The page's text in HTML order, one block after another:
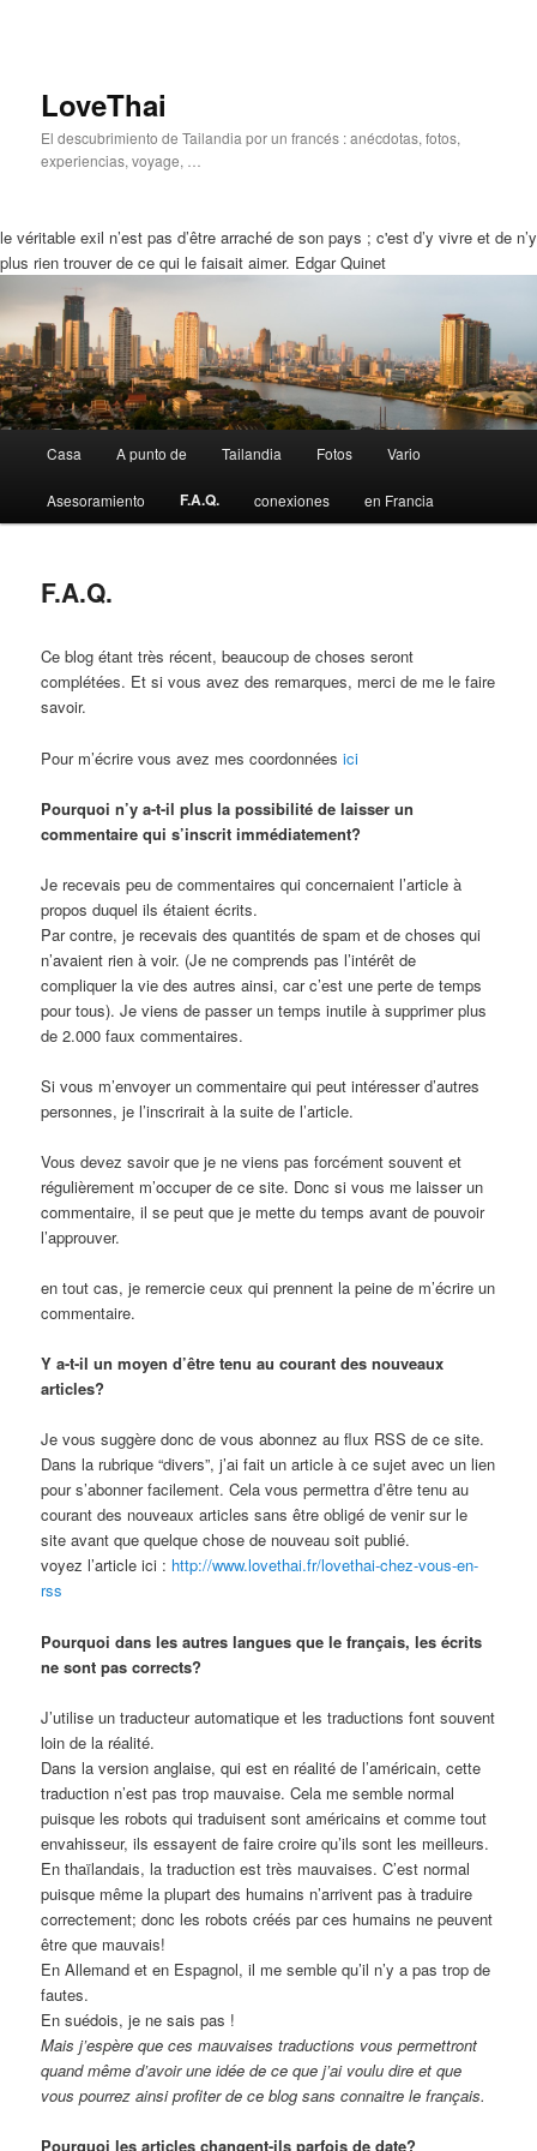
LoveThai
El descubrimiento de Tailandia por un francés : anécdotas, fotos,
experiencias, voyage, …
le véritable exil n’est pas d’être arraché de son pays ; c'est d’y vivre et de n’y
plus rien trouver de ce qui le faisait aimer. Edgar Quinet
Principal
Ir
a
página
principal
Saltar
a
secundario
Casa A punto de Tailandia Fotos Vario
Asesoramiento F.A.Q. conexiones en Francia
F.A.Q.
Ce blog étant très récent, beaucoup de choses seront
complétées. Et si vous avez des remarques, merci de me le faire
savoir.
Pour m’écrire vous avez mes coordonnéesici
Pourquoi n’y a-t-il plus la possibilité de laisser un
commentaire qui s’inscrit immédiatement?
Je recevais peu de commentaires qui concernaient l’article à
propos duquel ils étaient écrits.
Par contre, je recevais des quantités de spam et de choses qui
n’avaient rien à voir. (Je ne comprends pas l’intérêt de
compliquer la vie des autres ainsi, car c’est une perte de temps
pour tous). Je viens de passer un temps inutile à supprimer plus
de 2.000 faux commentaires.
Si vous m’envoyer un commentaire qui peut intéresser d’autres
personnes, je l’inscrirait à la suite de l’article.
Vous devez savoir que je ne viens pas forcément souvent et
régulièrement m’occuper de ce site. Donc si vous me laisser un
commentaire, il se peut que je mette du temps avant de pouvoir
l’approuver.
en tout cas, je remercie ceux qui prennent la peine de m’écrire un
commentaire.
Y a-t-il un moyen d’être tenu au courant des nouveaux
articles?
Je vous suggère donc de vous abonnez au flux RSS de ce site.
Dans la rubrique “divers”, j’ai fait un article à ce sujet avec un lien
pour s’abonner facilement. Cela vous permettra d’être tenu au
courant des nouveaux articles sans être obligé de venir sur le
site avant que quelque chose de nouveau soit publié.
voyez l’article ici : http://www.lovethai.fr/lovethai-chez-vous-en-
rss
Pourquoi dans les autres langues que le français, les écrits
ne sont pas corrects?
J’utilise un traducteur automatique et les traductions font souvent
loin de la réalité.
Dans la version anglaise, qui est en réalité de l’américain, cette
traduction n’est pas trop mauvaise. Cela me semble normal
puisque les robots qui traduisent sont américains et comme tout
envahisseur, ils essayent de faire croire qu’ils sont les meilleurs.
En thaïlandais, la traduction est très mauvaises. C’est normal
puisque même la plupart des humains n’arrivent pas à traduire
correctement; donc les robots créés par ces humains ne peuvent
être que mauvais!
En Allemand et en Espagnol, il me semble qu’il n’y a pas trop de
fautes.
En suédois, je ne sais pas !
Mais j’espère que ces mauvaises traductions vous permettront
quand même d’avoir une idée de ce que j’ai voulu dire et que
vous pourrez ainsi profiter de ce blog sans connaitre le français.
Pourquoi les articles changent-ils parfois de date?